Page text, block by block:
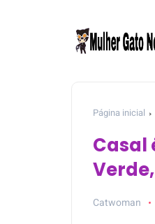
Página inicial
Casal
Catwoman